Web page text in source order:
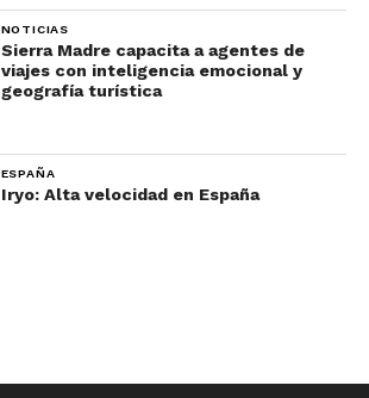
NOTICIAS
Sierra Madre capacita a agentes de
viajes con inteligencia emocional y
geografía turística
ESPAÑA
Iryo: Alta velocidad en España